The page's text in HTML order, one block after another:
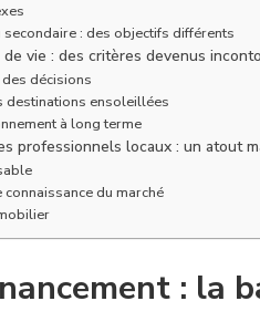
: des objectifs différents
vie : des critères devenus
décisions
destinations ensoleillées
à long terme
professionnels locaux : un atout
du marché
: la